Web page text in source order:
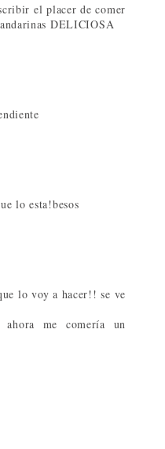
el placer de comer
DELICIOSA
lo esta!besos
lo voy a hacer!! se ve
me comería un